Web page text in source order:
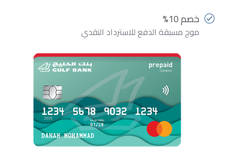
خصم 10%
موج مسبقة الدفع للاسترداد النقدي